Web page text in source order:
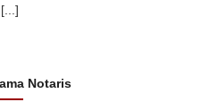
[...]
Notaris